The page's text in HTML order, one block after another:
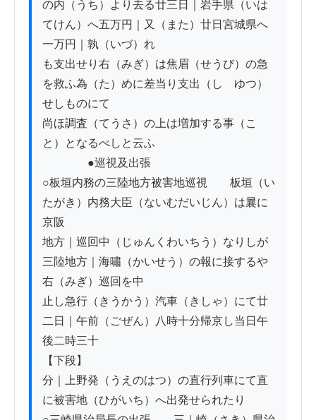
の内（うち）より去る廿三日｜岩手県（いは
てけん）へ五万円｜又（また）廿日宮城県へ
一万円｜孰（いづ）れ
も支出せり右（みぎ）は焦眉（せうび）の急
を救ふ為（た）めに差当り支出（しゝゆつ）
せしものにて
尚ほ調査（てうさ）の上は増加する事（こ
と）となるべしと云ふ
●巡視及出張
○板垣内務の三陸地方被害地巡視　　板垣（い
たがき）内務大臣（ないむだいじん）は曩に
京阪
地方｜巡回中（じゅんくわいちう）なりしが
三陸地方｜海嘯（かいせう）の報に接するや
右（みぎ）巡回を中
止し急行（きうかう）汽車（きしゃ）にて廿
二日｜午前（ごぜん）八時十分帰京し当日午
後二時三十
【下段】
分｜上野発（うえのはつ）の直行列車にて直
に被害地（ひがいち）へ出発せられたり